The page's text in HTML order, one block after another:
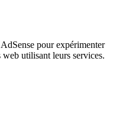
pour expérimenter
utilisant leurs services.